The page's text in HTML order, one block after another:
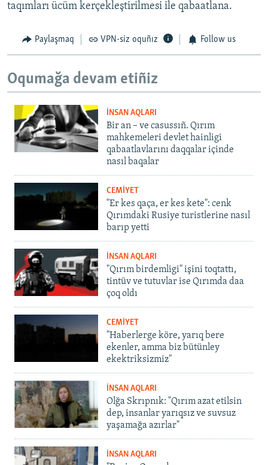
taqımları ücüm kerçekleştirilmesi ile qabaatlana.
Paylaşmaq VPN-siz oquñız Follow us
Oqumağa devam etiñiz
İNSAN AQLARI
Bir an – ve casussıñ. Qırım
mahkemeleri devlet hainligi
qabaatlavlarını daqqalar içinde
nasıl baqalar
CEMİYET
"Er kes qaça, er kes kete": cenk
Qırımdaki Rusiye turistlerine nasıl
barıp yetti
İNSAN AQLARI
"Qırım birdemligi" işini toqtattı,
tintüv ve tutuvlar ise Qırımda daa
çoq oldı
CEMİYET
"Haberlerge köre, yarıq bere
ekenler, amma biz bütünley
ekektriksizmiz"
İNSAN AQLARI
Olğa Skrıpnık: "Qırım azat etilsin
dep, insanlar yarıqsız ve suvsuz
yaşamağa azırlar"
İNSAN AQLARI